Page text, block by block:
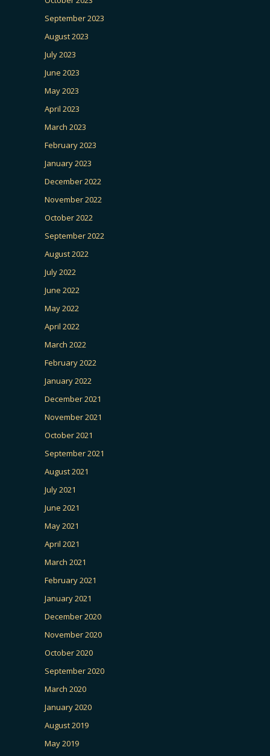
September 2023
August 2023
July 2023
June 2023
May 2023
April 2023
March 2023
February 2023
January 2023
December 2022
November 2022
October 2022
September 2022
August 2022
July 2022
June 2022
May 2022
April 2022
March 2022
February 2022
January 2022
December 2021
November 2021
October 2021
September 2021
August 2021
July 2021
June 2021
May 2021
April 2021
March 2021
February 2021
January 2021
December 2020
November 2020
October 2020
September 2020
March 2020
January 2020
August 2019
May 2019